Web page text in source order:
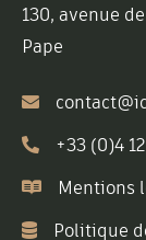
130, avenue
Pape
+33 (0)4
Mentions
Politique